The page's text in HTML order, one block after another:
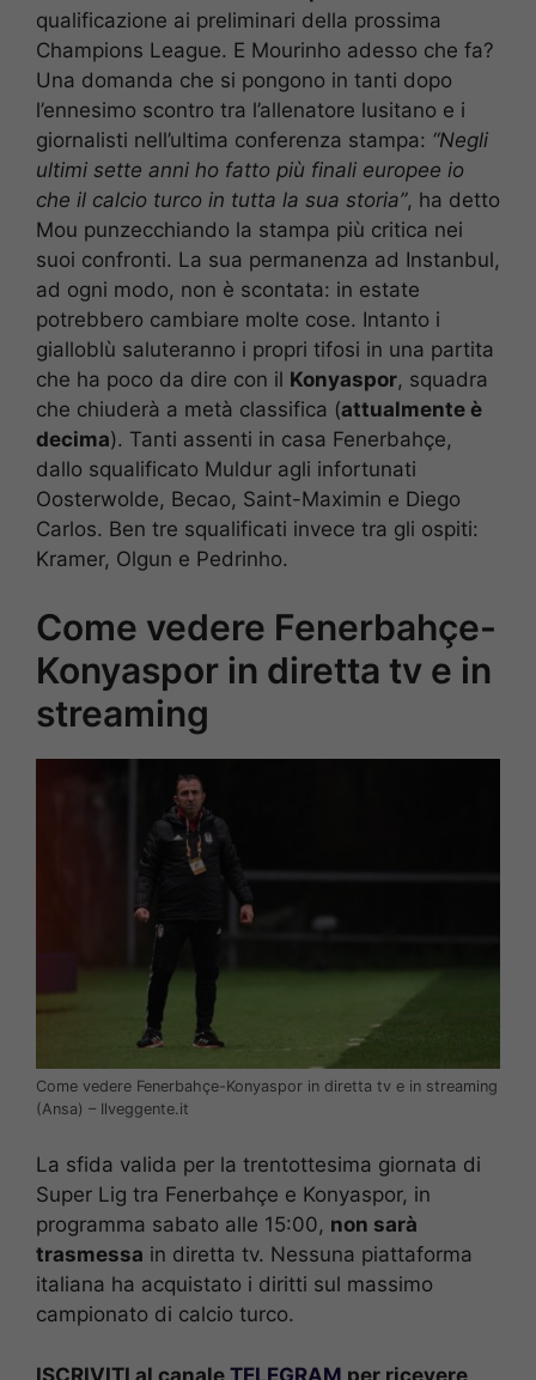
qualificazione ai preliminari della prossima
Champions League. E Mourinho adesso che fa?
Una domanda che si pongono in tanti dopo
l’ennesimo scontro tra l’allenatore lusitano e i
giornalisti nell’ultima conferenza stampa: “Negli
ultimi sette anni ho fatto più finali europee io
che il calcio turco in tutta la sua storia”, ha detto
Mou punzecchiando la stampa più critica nei
suoi confronti. La sua permanenza ad Instanbul,
ad ogni modo, non è scontata: in estate
potrebbero cambiare molte cose. Intanto i
gialloblù saluteranno i propri tifosi in una partita
che ha poco da dire con il Konyaspor, squadra
che chiuderà a metà classifica (attualmente è
decima). Tanti assenti in casa Fenerbahçe,
dallo squalificato Muldur agli infortunati
Oosterwolde, Becao, Saint-Maximin e Diego
Carlos. Ben tre squalificati invece tra gli ospiti:
Kramer, Olgun e Pedrinho.
Come vedere Fenerbahçe-
Konyaspor in diretta tv e in
streaming
Come vedere Fenerbahçe-Konyaspor in diretta tv e in streaming
(Ansa) – Ilveggente.it
La sfida valida per la trentottesima giornata di
Super Lig tra Fenerbahçe e Konyaspor, in
programma sabato alle 15:00, non sarà
trasmessa in diretta tv. Nessuna piattaforma
italiana ha acquistato i diritti sul massimo
campionato di calcio turco.
ISCRIVITI al canale TELEGRAM per ricevere